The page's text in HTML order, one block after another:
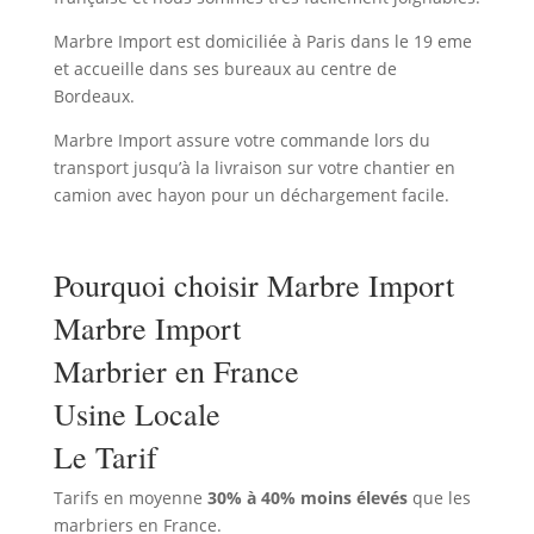
Marbre Import est domiciliée à Paris dans le 19 eme
et accueille dans ses bureaux au centre de
Bordeaux.
Marbre Import assure votre commande lors du
transport jusqu’à la livraison sur votre chantier en
camion avec hayon pour un déchargement facile.
Pourquoi choisir Marbre Import
Marbre Import
Marbrier en France
Usine Locale
Le Tarif
Tarifs en moyenne 30% à 40% moins élevés que les
marbriers en France.